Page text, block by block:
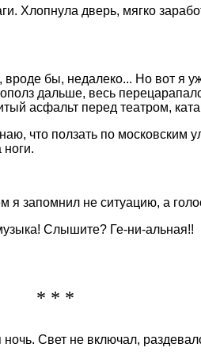
Хлопнула дверь, мягко
бы, недалеко... Но вот я
дальше, весь
асфальт перед театром,
что ползать по московским
я запомнил не ситуацию, а
Слышите? Ге-ни-альная!!
* * *
Свет не включал,